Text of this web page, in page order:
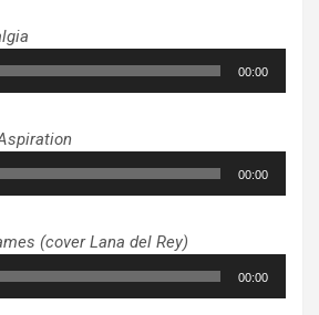
00:00
00:00
(cover Lana del Rey)
00:00